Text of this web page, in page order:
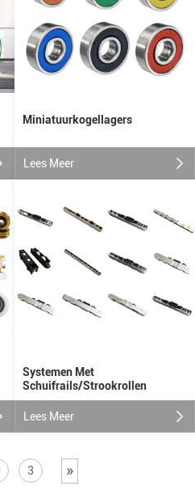
Miniatuurkogellagers
Lees Meer
Systemen Met
Schuifrails/strookrollen
Lees Meer
3 »